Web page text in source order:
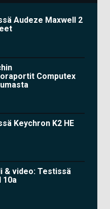
Audeze Maxwell 2
Computex
Keychron K2 HE
& video: Testissä
10a